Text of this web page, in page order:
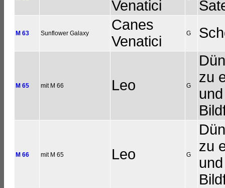
Venatici
M 63 Sunflower Galaxy
Canes
Venatici
G
M 65 mit M 66 Leo G
zu
M 66 mit M 65 Leo G
zu